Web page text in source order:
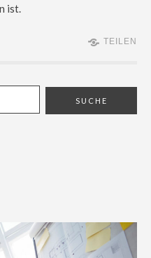
ist.
TEILEN